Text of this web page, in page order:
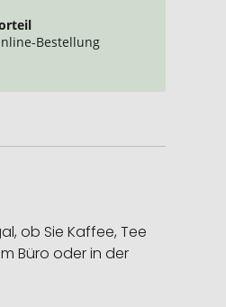
Bestellung
ob Sie Kaffee, Tee
Büro oder in der